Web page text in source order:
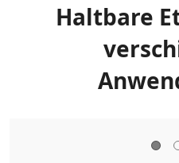
Haltbare